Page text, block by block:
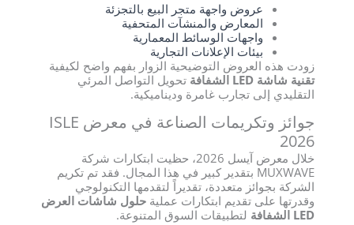
عروض واجهة متجر البيع بالتجزئة
المعارض والمنشآت المتحفية
واجهات الوسائط المعمارية
بيئات الإعلانات التجارية
زودت هذه العروض التوضيحية الزوار بفهم واضح لكيفية
تقنية شاشة LED الشفافة
تحويل التواصل المرئي
التقليدي إلى تجارب غامرة وديناميكية.
جوائز وتكريمات الصناعة في معرض ISLE
2026
خلال معرض آيسل 2026، حظيت ابتكارات شركة
MUXWAVE بتقدير كبير في هذا المجال. فقد تم تكريم
الشركة بجوائز متعددة، تقديراً لتقدمها التكنولوجي
وقدرتها على تقديم ابتكارات عملية حلول شاشات العرض
LED الشفافة
لتطبيقات السوق المتنوعة.